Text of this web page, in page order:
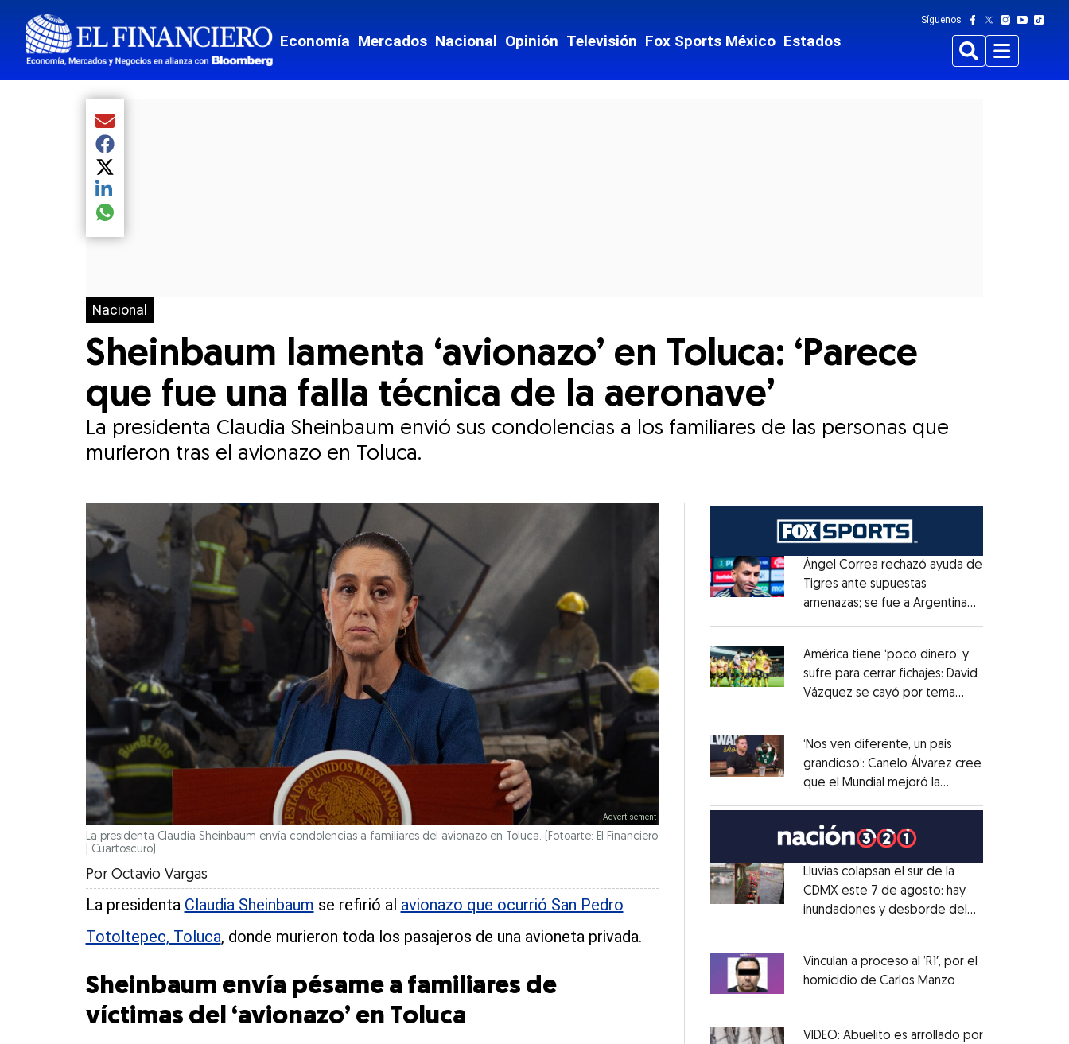
Economía Mercados Nacional Opinión Televisión Fox Sports México Estados
Síguenos
BuscarMenu
Nacional
Sheinbaum lamenta ‘avionazo’ en Toluca: ‘Parece
que fue una falla técnica de la aeronave’
La presidenta Claudia Sheinbaum envió sus condolencias a los familiares de las personas que
murieron tras el avionazo en Toluca.
Compartir el artículo actual mediante Email
Compartir el artículo actual mediante Facebook
Compartir el artículo actual mediante Twitter
Compartir el artículo actual mediante LinkedIn
Compartir el artículo actual mediante global.social-whatsapp
La presidenta Claudia Sheinbaum envía condolencias a familiares del avionazo en Toluca. (Fotoarte: El Financiero
| Cuartoscuro)
Por Octavio Vargas
La presidenta Claudia Sheinbaum se refirió al avionazo que ocurrió San Pedro
Totoltepec, Toluca, donde murieron toda los pasajeros de una avioneta privada.
Sheinbaum envía pésame a familiares de
víctimas del ‘avionazo’ en Toluca
Opens in new window
Ángel Correa rechazó ayuda de
Tigres ante supuestas
amenazas; se fue a Argentina
Opens in new window
América tiene ‘poco dinero’ y
sufre para cerrar fichajes: David
Vázquez se cayó por tema
Opens in new window
‘Nos ven diferente, un país
grandioso’: Canelo Álvarez cree
que el Mundial mejoró la
Opens in new window
Lluvias colapsan el sur de la
CDMX este 7 de agosto: hay
inundaciones y desborde del
Opens in new window
Vinculan a proceso al ’R1′, por el
homicidio de Carlos Manzo
VIDEO: Abuelito es arrollado por